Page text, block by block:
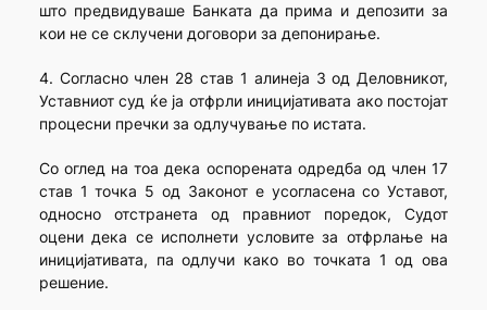
што предвидуваше Банката да прима и депозити за
кои не се склучени договори за депонирање.
4. Согласно член 28 став 1 алинеја 3 од Деловникот,
Уставниот суд ќе ја отфрли иницијативата ако постојат
процесни пречки за одлучување по истата.
Со оглед на тоа дека оспорената одредба од член 17
став 1 точка 5 од Законот е усогласена со Уставот,
односно отстранета од правниот поредок, Судот
оцени дека се исполнети условите за отфрлање на
иницијативата, па одлучи како во точката 1 од ова
решение.